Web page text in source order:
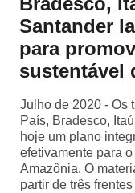
SEPARAMOS PARA
Antecipação
Imposto de
Santander
para
sustentável
Julho de 2020 - Os
País, Bradesco,
hoje um plano
efetivamente para
Amazônia. O
partir de três